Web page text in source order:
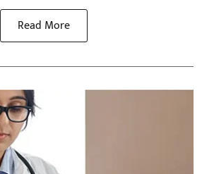
Read More